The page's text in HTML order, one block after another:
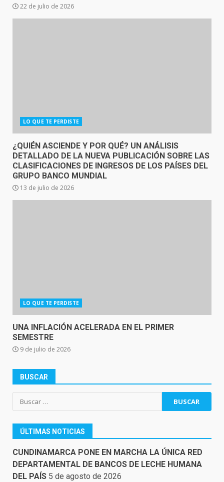
22 de julio de 2026
LO QUE TE PERDISTE
¿QUIÉN ASCIENDE Y POR QUÉ? UN ANÁLISIS
DETALLADO DE LA NUEVA PUBLICACIÓN SOBRE LAS
CLASIFICACIONES DE INGRESOS DE LOS PAÍSES DEL
GRUPO BANCO MUNDIAL
13 de julio de 2026
LO QUE TE PERDISTE
UNA INFLACIÓN ACELERADA EN EL PRIMER
SEMESTRE
9 de julio de 2026
BUSCAR
Buscar:
ÚLTIMAS NOTICIAS
CUNDINAMARCA PONE EN MARCHA LA ÚNICA RED
DEPARTAMENTAL DE BANCOS DE LECHE HUMANA
DEL PAÍS 5 de agosto de 2026